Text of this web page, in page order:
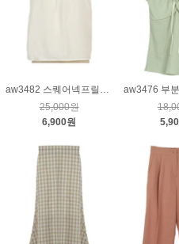
aw3482 스퀘어넥프릴소매블라우스_크림
25,000원
6,900원